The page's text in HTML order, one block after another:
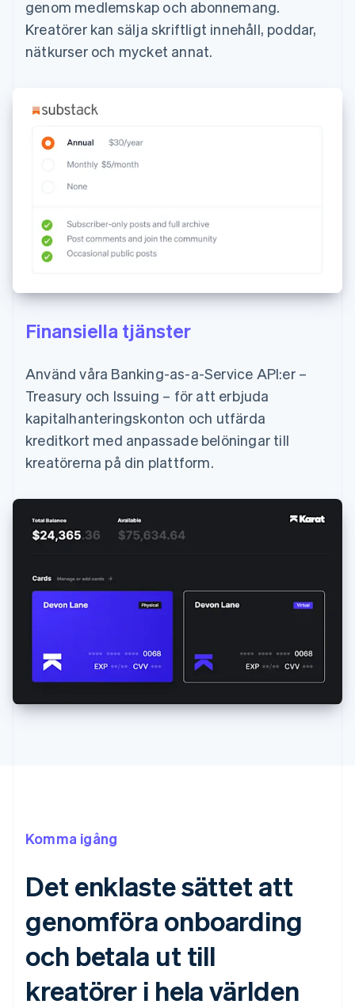
genom medlemskap och abonnemang.
Kreatörer kan sälja skriftligt innehåll, poddar,
nätkurser och mycket annat.
Finansiella tjänster
Använd våra Banking-as-a-Service API:er –
Treasury och Issuing – för att erbjuda
kapitalhanteringskonton och utfärda
kreditkort med anpassade belöningar till
kreatörerna på din plattform.
Komma igång
Det enklaste sättet att
genomföra onboarding
och betala ut till
kreatörer i hela världen